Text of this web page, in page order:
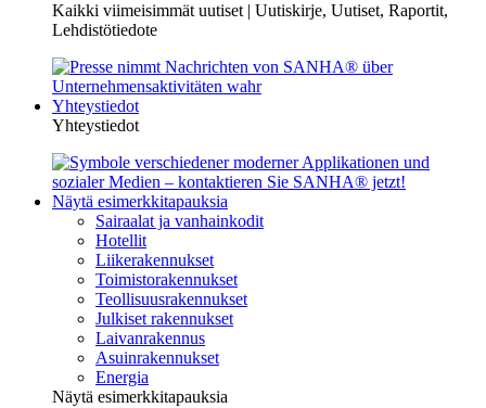
Kaikki viimeisimmät uutiset | Uutiskirje, Uutiset, Raportit,
Lehdistötiedote
Yhteystiedot
Yhteystiedot
Näytä esimerkkitapauksia
Sairaalat ja vanhainkodit
Hotellit
Liikerakennukset
Toimistorakennukset
Teollisuusrakennukset
Julkiset rakennukset
Laivanrakennus
Asuinrakennukset
Energia
Näytä esimerkkitapauksia